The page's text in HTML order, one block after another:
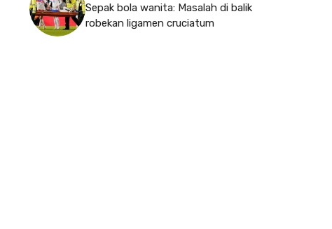
Sepak bola wanita: Masalah di balik
robekan ligamen cruciatum